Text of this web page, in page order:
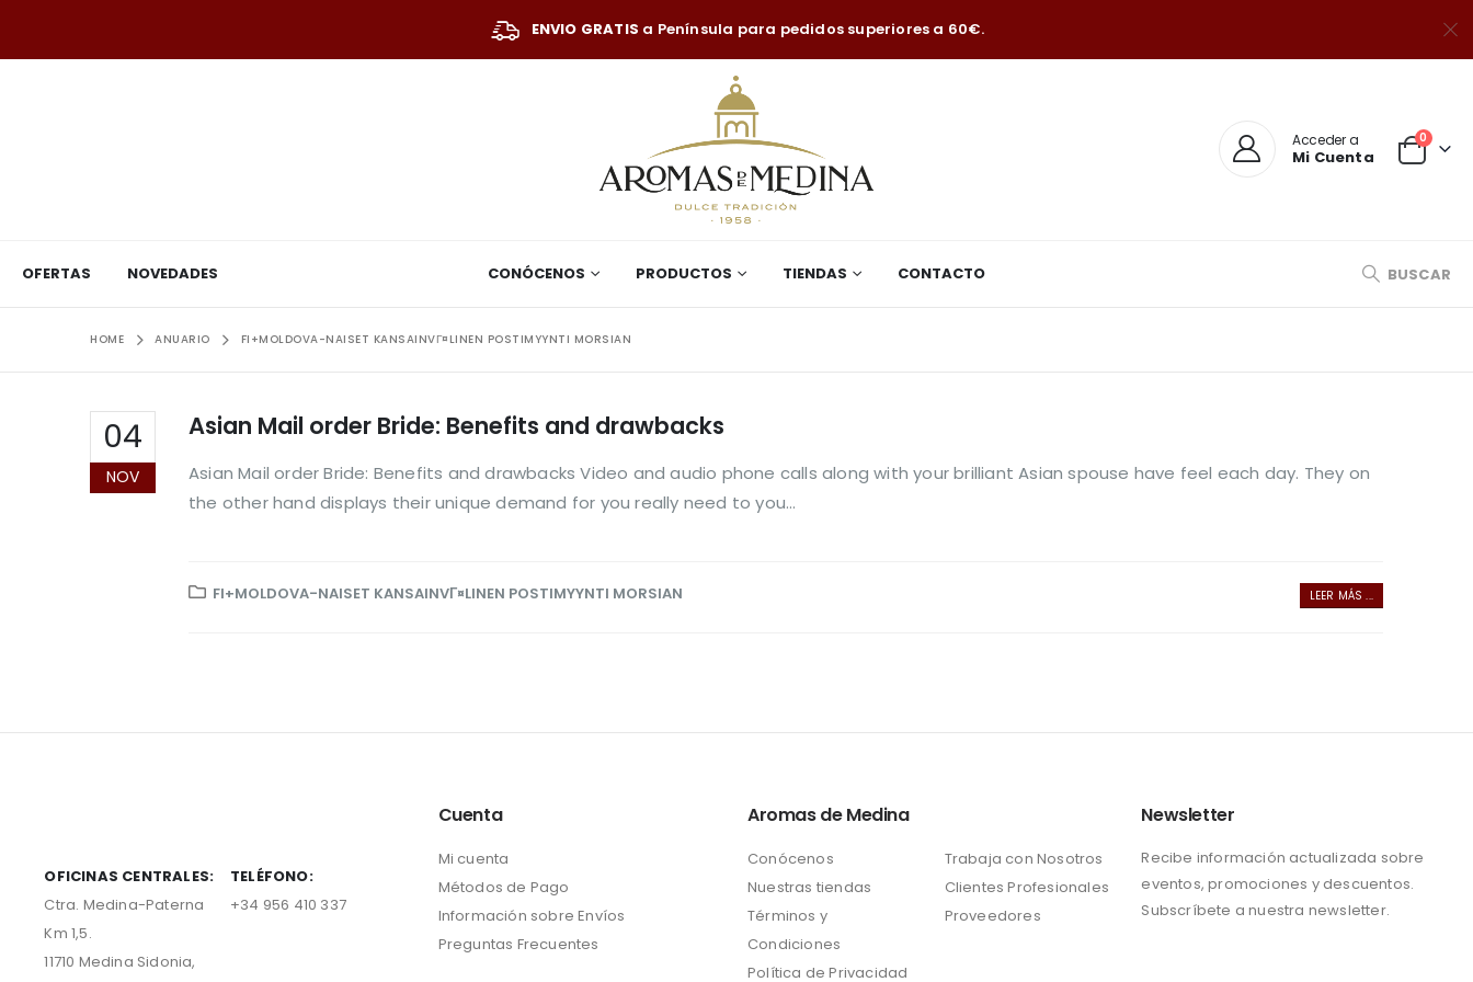
ENVIO GRATIS a Península para pedidos superiores a 60€.
Acceder a
Mi Cuenta
0
OFERTAS NOVEDADES CONÓCENOS PRODUCTOS TIENDAS CONTACTO BUSCAR
HOME ANUARIO FI+MOLDOVA-NAISET KANSAINVГ¤LINEN POSTIMYYNTI MORSIAN
04
NOV
Asian Mail order Bride: Benefits and drawbacks
Asian Mail order Bride: Benefits and drawbacks Video and audio phone calls along with your brilliant Asian spouse have feel each day. They on
the other hand displays their unique demand for you really need to you...
FI+MOLDOVA-NAISET KANSAINVГ¤LINEN POSTIMYYNTI MORSIAN LEER MÁS ...
OFICINAS CENTRALES:
Ctra. Medina-Paterna
Km 1,5.
11710 Medina Sidonia,
TELÉFONO:
+34 956 410 337
Cuenta
Mi cuenta
Métodos de Pago
Información sobre Envíos
Preguntas Frecuentes
Aromas de Medina
Conócenos
Nuestras tiendas
Términos y
Condiciones
Política de Privacidad
Trabaja con Nosotros
Clientes Profesionales
Proveedores
Newsletter
Recibe información actualizada sobre
eventos, promociones y descuentos.
Subscríbete a nuestra newsletter.